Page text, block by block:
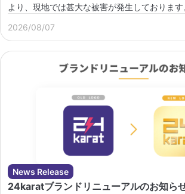
より、現地では甚大な被害が発生しておりま
2026/08/07
News Release
24karatブランドリニューアルのお知ら